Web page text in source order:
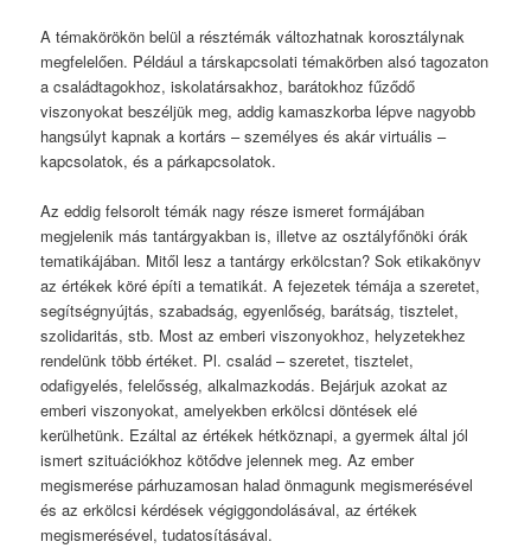
A témakörökön belül a résztémák változhatnak korosztálynak
megfelelően. Például a társkapcsolati témakörben alsó tagozaton
a családtagokhoz, iskolatársakhoz, barátokhoz fűződő
viszonyokat beszéljük meg, addig kamaszkorba lépve nagyobb
hangsúlyt kapnak a kortárs – személyes és akár virtuális –
kapcsolatok, és a párkapcsolatok.
Az eddig felsorolt témák nagy része ismeret formájában
megjelenik más tantárgyakban is, illetve az osztályfőnöki órák
tematikájában. Mitől lesz a tantárgy erkölcstan? Sok etikakönyv
az értékek köré építi a tematikát. A fejezetek témája a szeretet,
segítségnyújtás, szabadság, egyenlőség, barátság, tisztelet,
szolidaritás, stb. Most az emberi viszonyokhoz, helyzetekhez
rendelünk több értéket. Pl. család – szeretet, tisztelet,
odafigyelés, felelősség, alkalmazkodás. Bejárjuk azokat az
emberi viszonyokat, amelyekben erkölcsi döntések elé
kerülhetünk. Ezáltal az értékek hétköznapi, a gyermek által jól
ismert szituációkhoz kötődve jelennek meg. Az ember
megismerése párhuzamosan halad önmagunk megismerésével
és az erkölcsi kérdések végiggondolásával, az értékek
megismerésével, tudatosításával.